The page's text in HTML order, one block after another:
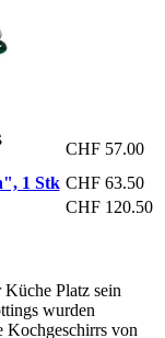
CHF 57.00
1 Stk CHF 63.50
CHF 120.50
Platz sein
wurden
Kochgeschirrs von